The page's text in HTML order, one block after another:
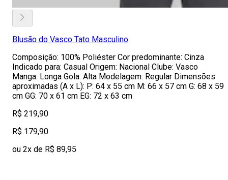
Blusão do Vasco Tato Masculino
Composição: 100% Poliéster Cor predominante: Cinza
Indicado para: Casual Origem: Nacional Clube: Vasco
Manga: Longa Gola: Alta Modelagem: Regular Dimensões
aproximadas (A x L): P: 64 x 55 cm M: 66 x 57 cm G: 68 x 59
cm GG: 70 x 61 cm EG: 72 x 63 cm
R$ 219,90
R$ 179,90
ou 2x de R$ 89,95